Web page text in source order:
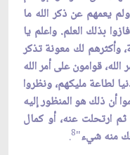
يعمهم عن ذكر الله ما
بذلك العلم. واعلم يا
وأكثرهم لك معونة تذكر
قوامون على أمر الله
لطاعة مليكهم، ونظروا
أن ذلك هو المنظور إليه
ثم ارتحلت عنه، أو كمال
منه شي‏ء"
8
.